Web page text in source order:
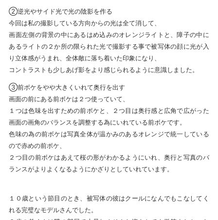
②逆光やサイド光で光の陰影を作る
今回は私の撮影している方向からの光は全て消して、
画面左側の背景の中にあるはめ込みのオレンジライトと、障子の中に
あるライトの２か所の限られた光で撮影する事で被写体の顔に光が入
り立体感がうまれ、全体敵に落ち着いた印象になり、
コントラストも少しあげ影をより感じられるように意識しました。
③前ボケをやや大きくいれて奥行を出す
画面の前にある前ボケは２つ使っていて、
１つは色味を出すための前ボケと、２つ目は奥行感と広角で広がった
画面の画角のバランスを調整する為にいれている前ボケです。
色味の為の前ボケは写真全体が温かみのあるオレンジで統一している
ので赤めの前ボケ、
２つ目の前ボケはあえて桜の形がわかるようにいれ、奥行と写真のバ
ランスがよりよくなるようにかざりとしていれています。
１０歳という節目のとき、被写体の彼はクールになんでもこなしてく
れる完璧なモデルさんでした。